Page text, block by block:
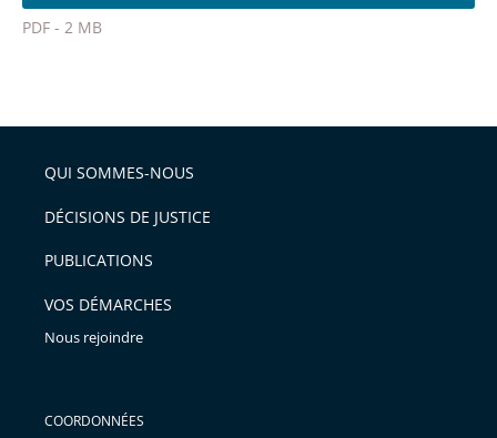
l'article
pour
police
PDF - 2 MB
l'article
pour
avant
QUI SOMMES-NOUS
DÉCISIONS DE JUSTICE
PUBLICATIONS
VOS DÉMARCHES
Nous rejoindre
COORDONNÉES